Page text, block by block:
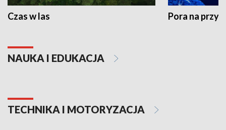
Czas w las Pora na
NAUKA I EDUKACJA
TECHNIKA I MOTORYZACJA